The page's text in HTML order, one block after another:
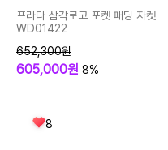
프라다 삼각로고 포켓 패딩 자켓
WD01422
652,300원
605,000원 8%
8